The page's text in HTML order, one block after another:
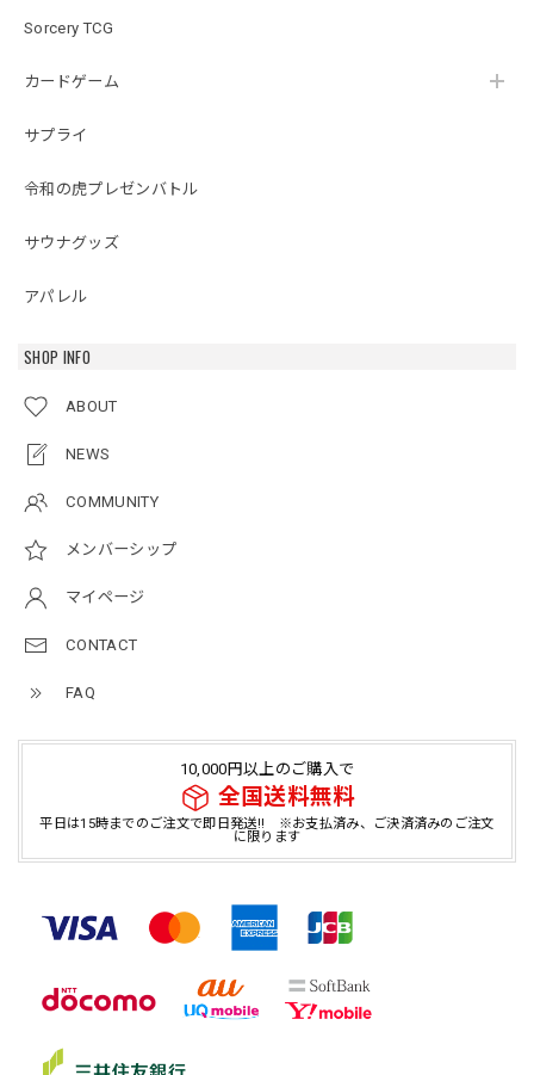
Sorcery TCG
カードゲーム
サプライ
令和の虎プレゼンバトル
サウナグッズ
アパレル
SHOP INFO
ABOUT
NEWS
COMMUNITY
メンバーシップ
マイページ
CONTACT
FAQ
10,000円以上のご購入で
全国送料無料
平日は15時までのご注文で即日発送!! ※お支払済み、ご決済済みのご注文
に限ります